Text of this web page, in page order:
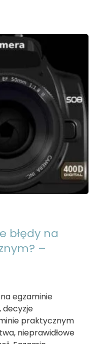
błędy na
–
egzaminie
decyzje
praktycznym
nieprawidłowe